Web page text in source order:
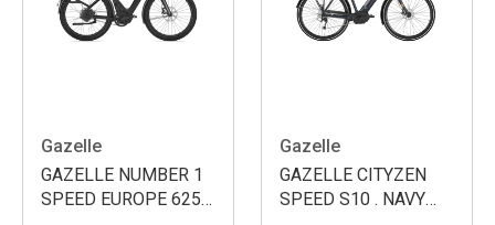
Gazelle
GAZELLE NUMBER 1
SPEED EUROPE 625
Gazelle
GAZELLE CITYZEN
SPEED S10 . NAVY